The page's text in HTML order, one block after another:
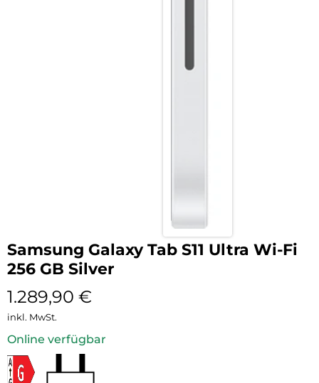
Samsung Galaxy Tab S11 Ultra Wi-Fi
256 GB Silver
1.289,90 €
inkl. MwSt.
Online verfügbar